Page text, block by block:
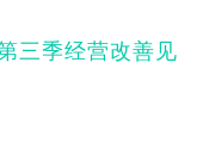
三季经营改善见